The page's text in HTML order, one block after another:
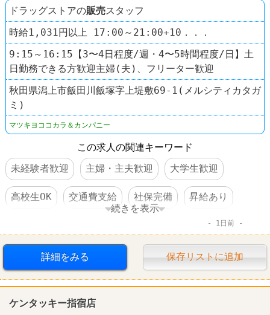
ドラッグストアの販売スタッフ
時給1,031円以上 17:00～21:00+10．．．
9:15～16:15【3〜4日程度/週・4〜5時間程度/日】土
日勤務できる方歓迎主婦(夫)、フリーター歓迎
秋田県潟上市飯田川飯塚字上堤敷69-1(メルシティカタガ
ミ)
マツキヨココカラ＆カンパニー
この求人の関連キーワード
未経験者歓迎
主婦・主夫歓迎 大学生歓迎
高校生OK 交通費支給 社保完備 昇給あり
ドラッグストア
マツモトキヨシ
続きを表示
1日前
詳細をみる 保存リストに追加
ケンタッキー指宿店